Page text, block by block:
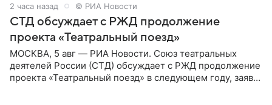
2 часа назад © РИА Новости
СТД обсуждает с РЖД продолжение
проекта «Театральный поезд»
МОСКВА, 5 авг — РИА Новости. Союз театральных
деятелей России (СТД) обсуждает с РЖД продолжение
проекта «Театральный поезд» в следующем году, заявил